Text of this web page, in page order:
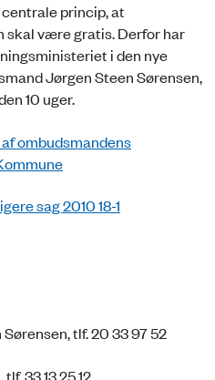
princip, at
skal være gratis. Derfor har
i den nye
Jørgen Steen Sørensen,
10 uger.
ombudsmandens
sag 2010 18-1
tlf. 20 33 97 52
33 13 25 12